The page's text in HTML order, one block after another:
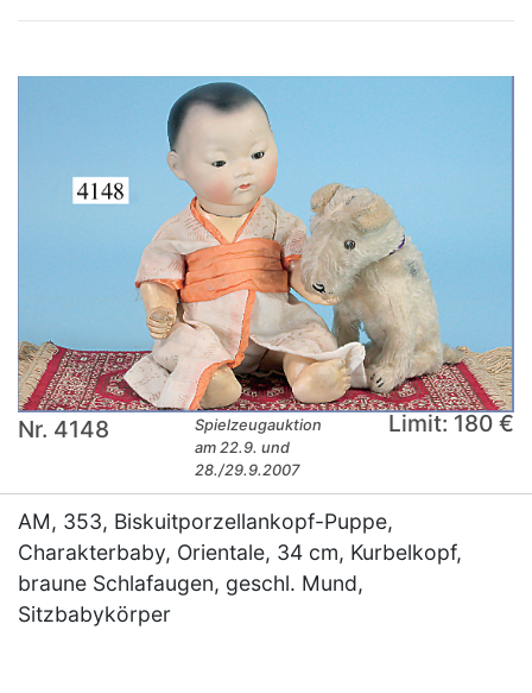
Nr. 4148
Spielzeugauktion
am 22.9. und
28./29.9.2007
Limit: 180 €
AM, 353, Biskuitporzellankopf-Puppe,
Charakterbaby, Orientale, 34 cm, Kurbelkopf,
braune Schlafaugen, geschl. Mund,
Sitzbabykörper